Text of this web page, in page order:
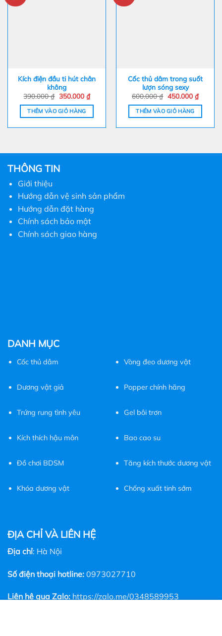
Kích điện đầu ti hút chân
không
390.000₫ Giá
là:
390.000 ₫.
350.000 ₫Giá
hiện
tại
THÊM VÀO GIỎ HÀNG
Cốc thủ dâm trong suốt
lượn sóng sexy
600.000₫ Giá
là:
600.000 ₫.
450.000 ₫Giá
hiện
tại
THÊM VÀO GIỎ HÀNG
THÔNG TIN
Giới thiệu
Hướng dẫn vệ sinh sản phẩm
Hướng dẫn đặt hàng
Chính sách bảo mật
Chính sách giao hàng
DANH MỤC
Cốcthủ dâm Vòng đeo dương vật
Dương vật giả Popper chính hãng
Trứng rung tình yêu Gel bôi trơn
Kích thích hậu môn Bao cao su
Đồ chơi BDSM Tăng kích thước dương vật
Khóa dương vật Chống xuất tinh sớm
ĐỊA CHỈ VÀ LIÊN HỆ
Địa chỉ: Hà Nội
Số điện thoại hotline: 0973027710
Liên hệ qua Zalo: https://zalo.me/0348589953